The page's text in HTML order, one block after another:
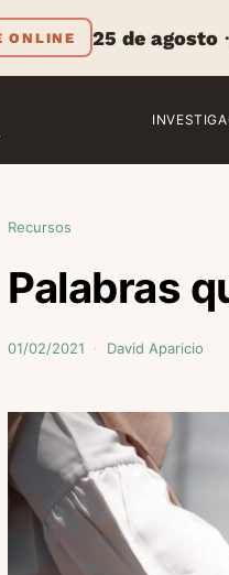
ONLINE 25 de agosto
Recursos
Palabras
01/02/2021 David Aparicio